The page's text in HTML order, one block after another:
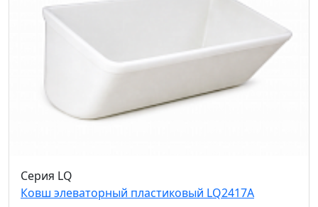
Серия LQ
Ковш элеваторный пластиковый LQ2417A